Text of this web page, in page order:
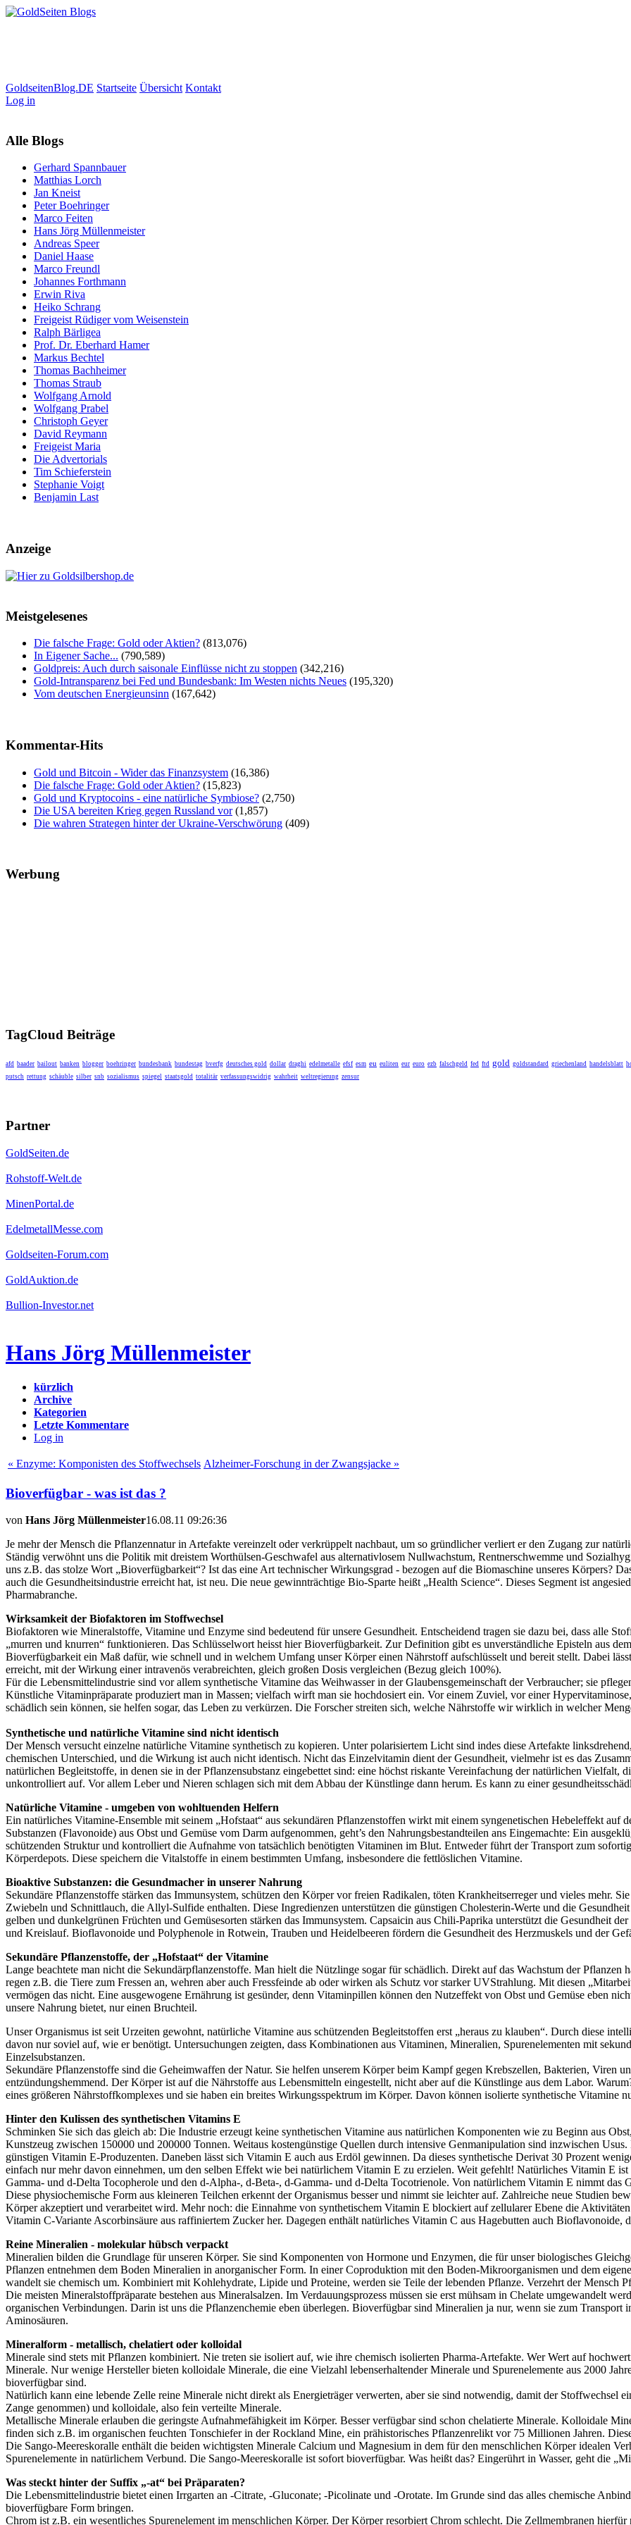
GoldseitenBlog.DE Startseite Übersicht Kontakt
Log in
Alle Blogs
Gerhard Spannbauer
Matthias Lorch
Jan Kneist
Peter Boehringer
Marco Feiten
Hans Jörg Müllenmeister
Andreas Speer
Daniel Haase
Marco Freundl
Johannes Forthmann
Erwin Riva
Heiko Schrang
Freigeist Rüdiger vom Weisenstein
Ralph Bärligea
Prof. Dr. Eberhard Hamer
Markus Bechtel
Thomas Bachheimer
Thomas Straub
Wolfgang Arnold
Wolfgang Prabel
Christoph Geyer
David Reymann
Freigeist Maria
Die Advertorials
Tim Schieferstein
Stephanie Voigt
Benjamin Last
Anzeige
Meistgelesenes
Die falsche Frage: Gold oder Aktien? (813,076)
In Eigener Sache... (790,589)
Goldpreis: Auch durch saisonale Einflüsse nicht zu stoppen (342,216)
Gold-Intransparenz bei Fed und Bundesbank: Im Westen nichts Neues (195,320)
Vom deutschen Energieunsinn (167,642)
Kommentar-Hits
Gold und Bitcoin - Wider das Finanzsystem (16,386)
Die falsche Frage: Gold oder Aktien? (15,823)
Gold und Kryptocoins - eine natürliche Symbiose? (2,750)
Die USA bereiten Krieg gegen Russland vor (1,857)
Die wahren Strategen hinter der Ukraine-Verschwörung (409)
Werbung
TagCloud Beiträge
afd baader bailout banken blogger boehringer bundesbank bundestag bverfg deutsches gold dollar draghi edelmetalle efsf esm eu euliten eur euro ezb falschgeld fed ftd gold goldstandard griechenland handelsblatt
putsch rettung schäuble silber snb sozialismus spiegel staatsgold totalitär verfassungswidrig wahrheit weltregierung zensur
Partner
GoldSeiten.de
Rohstoff-Welt.de
MinenPortal.de
EdelmetallMesse.com
Goldseiten-Forum.com
GoldAuktion.de
Bullion-Investor.net
Hans Jörg Müllenmeister
kürzlich
Archive
Kategorien
Letzte Kommentare
Log in
« Enzyme: Komponisten des Stoffwechsels Alzheimer-Forschung in der Zwangsjacke »
Bioverfügbar - was ist das ?
von Hans Jörg Müllenmeister16.08.11 09:26:36
Je mehr der Mensch die Pflanzennatur in Artefakte vereinzelt oder verkrüppelt nachbaut, um so gründlicher verliert er den Zugang zur
Ständig verwöhnt uns die Politik mit dreistem Worthülsen-Geschwafel aus alternativlosem Nullwachstum, Rentnerschwemme und
uns z.B. das stolze Wort „Bioverfügbarkeit“? Ist das eine Art technischer Wirkungsgrad - bezogen auf die Biomaschine unseres Körpers?
auch die Gesundheitsindustrie erreicht hat, ist neu. Die neue gewinnträchtige Bio-Sparte heißt „Health Science“. Dieses Segment ist
Pharmabranche.
Wirksamkeit der Biofaktoren im Stoffwechsel
Biofaktoren wie Mineralstoffe, Vitamine und Enzyme sind bedeutend für unsere Gesundheit. Entscheidend tragen sie dazu bei, dass alle
„murren und knurren“ funktionieren. Das Schlüsselwort heisst hier Bioverfügbarkeit. Zur Definition gibt es unverständliche Episteln aus
Bioverfügbarkeit ein Maß dafür, wie schnell und in welchem Umfang unser Körper einen Nährstoff aufschlüsselt und bereit stellt. Dabei
erreicht, mit der Wirkung einer intravenös verabreichten, gleich großen Dosis vergleichen (Bezug gleich 100%).
Für die Lebensmittelindustrie sind vor allem synthetische Vitamine das Weihwasser in der Glaubensgemeinschaft der Verbraucher; sie
Künstliche Vitaminpräparate produziert man in Massen; vielfach wirft man sie hochdosiert ein. Vor einem Zuviel, vor einer
schädlich sein können, sie helfen sogar, das Leben zu verkürzen. Die Forscher streiten sich, welche Nährstoffe wir wirklich in welcher
Synthetische und natürliche Vitamine sind nicht identisch
Der Mensch versucht einzelne natürliche Vitamine synthetisch zu kopieren. Unter polarisiertem Licht sind indes diese Artefakte
chemischen Unterschied, und die Wirkung ist auch nicht identisch. Nicht das Einzelvitamin dient der Gesundheit, vielmehr ist es das
natürlichen Begleitstoffe, in denen sie in der Pflanzensubstanz eingebettet sind: eine höchst riskante Vereinfachung der natürlichen
unkontrolliert auf. Vor allem Leber und Nieren schlagen sich mit dem Abbau der Künstlinge dann herum. Es kann zu einer
Natürliche Vitamine - umgeben von wohltuenden Helfern
Ein natürliches Vitamine-Ensemble mit seinem „Hofstaat“ aus sekundären Pflanzenstoffen wirkt mit einem syngenetischen Hebeleffekt auf
Substanzen (Flavonoide) aus Obst und Gemüse vom Darm aufgenommen, geht’s den Nahrungsbestandteilen ans Eingemachte: Ein
schützenden Struktur und kontrolliert die Aufnahme von tatsächlich benötigten Vitaminen im Blut. Entweder führt der Transport zum
Körperdepots. Diese speichern die Vitalstoffe in einem bestimmten Umfang, insbesondere die fettlöslichen Vitamine.
Bioaktive Substanzen: die Gesundmacher in unserer Nahrung
Sekundäre Pflanzenstoffe stärken das Immunsystem, schützen den Körper vor freien Radikalen, töten Krankheitserreger und vieles mehr.
Zwiebeln und Schnittlauch, die Allyl-Sulfide enthalten. Diese Ingredienzen unterstützen die günstigen Cholesterin-Werte und die
gelben und dunkelgrünen Früchten und Gemüsesorten stärken das Immunsystem. Capsaicin aus Chili-Paprika unterstützt die Gesundheit
und Kreislauf. Bioflavonoide und Polyphenole in Rotwein, Trauben und Heidelbeeren fördern die Gesundheit des Herzmuskels und der
Sekundäre Pflanzenstoffe, der „Hofstaat“ der Vitamine
Lange beachtete man nicht die Sekundärpflanzenstoffe. Man hielt die Nützlinge sogar für schädlich. Direkt auf das Wachstum der
regen z.B. die Tiere zum Fressen an, wehren aber auch Fressfeinde ab oder wirken als Schutz vor starker UV­Strahlung. Mit diesen
vermögen das nicht. Eine ausgewogene Ernährung ist gesünder, denn Vitaminpillen können den Nutzeffekt von Obst und Gemüse eben
unsere Nahrung bietet, nur einen Bruchteil.
Unser Organismus ist seit Urzeiten gewohnt, natürliche Vitamine aus schützenden Begleitstoffen erst „heraus zu klauben“. Durch diese
davon nur soviel auf, wie er benötigt. Untersuchungen zeigten, dass Kombinationen aus Vitaminen, Mineralien, Spurenelementen mit
Einzelsubstanzen.
Sekundäre Pflanzenstoffe sind die Geheimwaffen der Natur. Sie helfen unserem Körper beim Kampf gegen Krebszellen, Bakterien, Viren
entzündungshemmend. Der Körper ist auf die Nährstoffe aus Lebensmitteln eingestellt, nicht aber auf die Künstlinge aus dem Labor.
eines größeren Nährstoffkomplexes und sie haben ein breites Wirkungsspektrum im Körper. Davon können isolierte synthetische Vitamine
Hinter den Kulissen des synthetischen Vitamins E
Schminken Sie sich das gleich ab: Die Industrie erzeugt keine synthetischen Vitamine aus natürlichen Komponenten wie zu Beginn aus
Kunstzeug zwischen 150000 und 200000 Tonnen. Weitaus kostengünstige Quellen durch intensive Genmanipulation sind inzwischen
günstigen Vitamin E-Produzenten. Daneben lässt sich Vitamin E auch aus Erdöl gewinnen. Da dieses synthetische Derivat 30 Prozent
einfach nur mehr davon einnehmen, um den selben Effekt wie bei natürlichem Vitamin E zu erzielen. Weit gefehlt! Natürliches Vitamin E
Gamma- und d-Delta Tocopherole und den d-Alpha-, d-Beta-, d-Gamma- und d-Delta Tocotrienole. Von natürlichem Vitamin E nimmt das
Diese physiochemische Form aus kleineren Teilchen erkennt der Organismus besser und nimmt sie leichter auf. Zahlreiche neue Studien
Körper akzeptiert und verarbeitet wird. Mehr noch: die Einnahme von synthetischem Vitamin E blockiert auf zellularer Ebene die
Vitamin C-Variante Ascorbinsäure aus raffiniertem Zucker her. Dagegen enthält natürliches Vitamin C aus Hagebutten auch Bioflavonoide,
Reine Mineralien - molekular hübsch verpackt
Mineralien bilden die Grundlage für unseren Körper. Sie sind Komponenten von Hormone und Enzymen, die für unser biologisches
Pflanzen entnehmen dem Boden Mineralien in anorganischer Form. In einer Coproduktion mit den Boden-Mikroorganismen und dem
wandelt sie chemisch um. Kombiniert mit Kohlehydrate, Lipide und Proteine, werden sie Teile der lebenden Pflanze. Verzehrt der Mensch
Die meisten Mineralstoffpräparate bestehen aus Mineralsalzen. Im Verdauungsprozess müssen sie erst mühsam in Chelate umgewandelt
organischen Verbindungen. Darin ist uns die Pflanzenchemie eben überlegen. Bioverfügbar sind Mineralien ja nur, wenn sie zum Transport
Aminosäuren.
Mineralform - metallisch, chelatiert oder kolloidal
Minerale sind stets mit Pflanzen kombiniert. Nie treten sie isoliert auf, wie ihre chemisch isolierten Pharma-Artefakte. Wer Wert auf
Minerale. Nur wenige Hersteller bieten kolloidale Minerale, die eine Vielzahl lebenserhaltender Minerale und Spurenelemente aus 2000
bioverfügbar sind.
Natürlich kann eine lebende Zelle reine Minerale nicht direkt als Energieträger verwerten, aber sie sind notwendig, damit der Stoffwechsel
Zange genommen) und kolloidale, also fein verteilte Minerale.
Metallische Minerale erlauben die geringste Aufnahmefähigkeit im Körper. Besser verfügbar sind schon chelatierte Minerale. Kolloidale
finden sich z.B. im organischen feuchten Tonschiefer in der Rockland Mine, ein prähistorisches Pflanzenrelikt vor 75 Millionen Jahren.
Die Sango-Meereskoralle enthält die beiden wichtigsten Minerale Calcium und Magnesium in dem für den menschlichen Körper idealen
Spurenelemente in natürlichem Verbund. Die Sango-Meereskoralle ist sofort bioverfügbar. Was heißt das? Eingerührt in Wasser, geht die
Was steckt hinter der Suffix „-at“ bei Präparaten?
Die Lebensmittelindustrie bietet einen Irrgarten an -Citrate, -Gluconate; -Picolinate und -Orotate. Im Grunde sind das alles chemische
bioverfügbare Form bringen.
Chrom ist z.B. ein wesentliches Spurenelement im menschlichen Körper. Der Körper resorbiert Chrom schlecht. Die Zellmembranen